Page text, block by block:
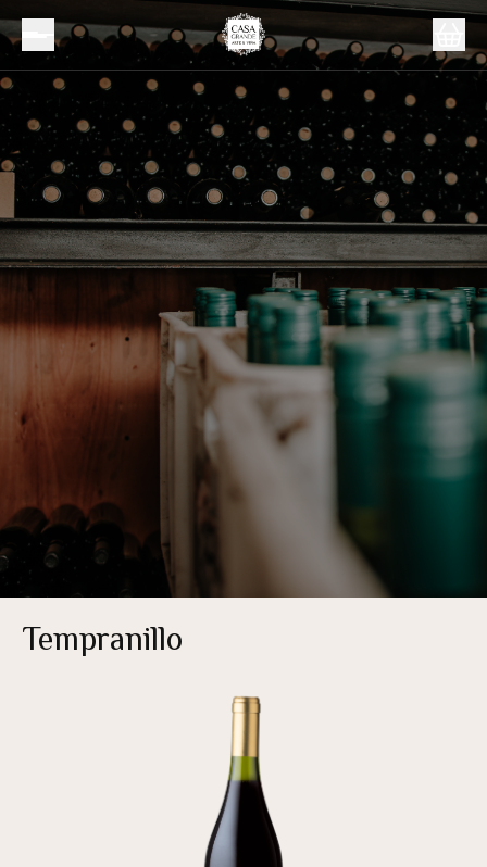
Inicio Vinos Tempranillo
Tempranillo